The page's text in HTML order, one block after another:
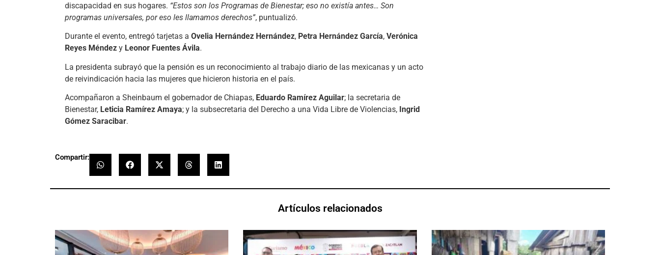
discapacidad en sus hogares. “Estos son los Programas de Bienestar; eso no existía antes… Son
programas universales, por eso les llamamos derechos”, puntualizó.
Durante el evento, entregó tarjetas a Ovelia Hernández Hernández, Petra Hernández García, Verónica
Reyes Méndez y Leonor Fuentes Ávila.
La presidenta subrayó que la pensión es un reconocimiento al trabajo diario de las mexicanas y un acto
de reivindicación hacia las mujeres que hicieron historia en el país.
Acompañaron a Sheinbaum el gobernador de Chiapas, Eduardo Ramírez Aguilar; la secretaria de
Bienestar, Leticia Ramírez Amaya; y la subsecretaria del Derecho a una Vida Libre de Violencias, Ingrid
Gómez Saracibar.
Compartir:
Artículos relacionados